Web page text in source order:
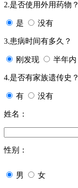
2.是否使用外用药物？
是 没有
3.患病时间有多久？
刚发现 半年内
4.是否有家族遗传史？
有 没有
姓名：
性别：
男 女